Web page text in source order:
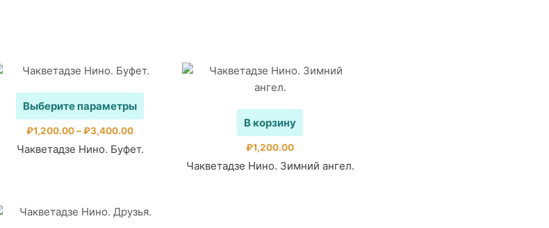
Выберите параметры
Этот
вариаций.
выбрать
₽1,200.00–₽3,400.00Диапазон
₽1,200.00
Чакветадзе Нино. Буфет.
В корзину
₽1,200.00
Чакветадзе Нино. Зимний ангел.